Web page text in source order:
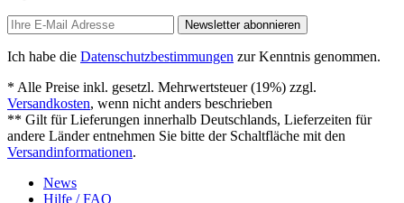
Newsletter abonnieren
Ich habe die Datenschutzbestimmungen zur Kenntnis genommen.
* Alle Preise inkl. gesetzl. Mehrwertsteuer (19%) zzgl.
Versandkosten, wenn nicht anders beschrieben
** Gilt für Lieferungen innerhalb Deutschlands, Lieferzeiten für
andere Länder entnehmen Sie bitte der Schaltfläche mit den
Versandinformationen.
News
Hilfe / FAQ